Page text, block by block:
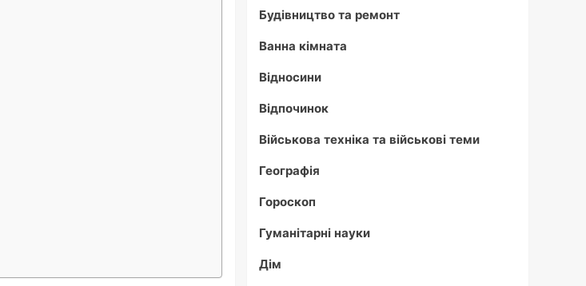
Будівництво та ремонт
Ванна кімната
Відносини
Відпочинок
Військова техніка та військові теми
Географія
Гороскоп
Гуманітарні науки
Дім